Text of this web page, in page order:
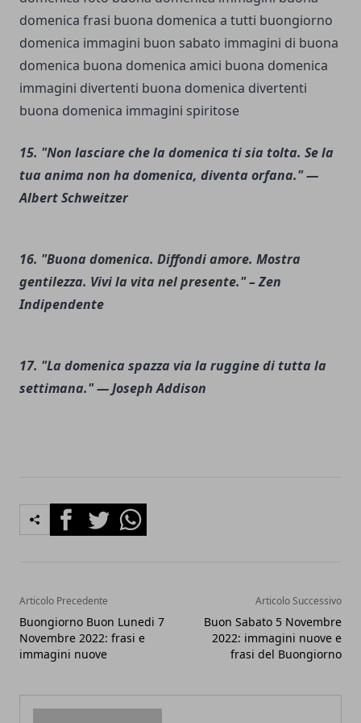
15. "Non lasciare che la domenica ti sia tolta. Se la
tua anima non ha domenica, diventa orfana." —
Albert Schweitzer
16. "Buona domenica. Diffondi amore. Mostra
gentilezza. Vivi la vita nel presente." – Zen
Indipendente
17. "La domenica spazza via la ruggine di tutta la
settimana." — Joseph Addison
FacebookTwitterWhatsapp
Articolo Precedente
Buongiorno Buon Lunedi 7
Novembre 2022: frasi e
immagini nuove
Articolo Successivo
Buon Sabato 5 Novembre
2022: immagini nuove e
frasi del Buongiorno